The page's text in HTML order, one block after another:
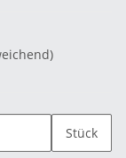
Stück